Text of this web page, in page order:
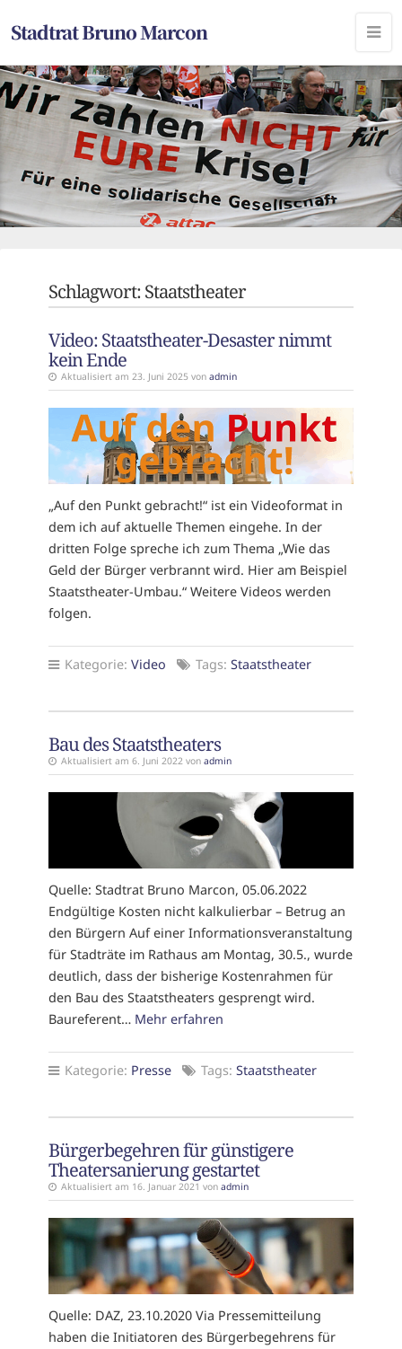
Stadtrat Bruno Marcon
Schlagwort:Staatstheater
Video: Staatstheater-Desaster nimmt
kein Ende
Aktualisiert am 23. Juni 2025 von admin
„Auf den Punkt gebracht!“ ist ein Videoformat in
dem ich auf aktuelle Themen eingehe. In der
dritten Folge spreche ich zum Thema „Wie das
Geld der Bürger verbrannt wird. Hier am Beispiel
Staatstheater-Umbau.“ Weitere Videos werden
folgen.
Kategorie: Video Tags: Staatstheater
Bau des Staatstheaters
Aktualisiert am 6. Juni 2022 von admin
Quelle: Stadtrat Bruno Marcon, 05.06.2022
Endgültige Kosten nicht kalkulierbar – Betrug an
den Bürgern Auf einer Informationsveranstaltung
für Stadträte im Rathaus am Montag, 30.5., wurde
deutlich, dass der bisherige Kostenrahmen für
den Bau des Staatstheaters gesprengt wird.
Baureferent… Mehr erfahren
Kategorie: Presse Tags: Staatstheater
Bürgerbegehren für günstigere
Theatersanierung gestartet
Aktualisiert am 16. Januar 2021 von admin
Quelle: DAZ, 23.10.2020 Via Pressemitteilung
haben die Initiatoren des Bürgerbegehrens für